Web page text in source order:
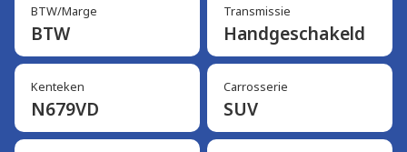
BTW/Marge
BTW
Transmissie
Handgeschakeld
Kenteken
N679VD
Carrosserie
SUV